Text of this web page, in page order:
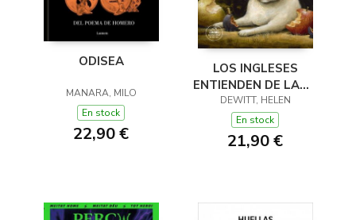
ODISEA
MANARA, MILO
En stock
22,90 €
LOS INGLESES
ENTIENDEN DE LANA
(Y OTROS TRUCOS)
DEWITT, HELEN
En stock
21,90 €